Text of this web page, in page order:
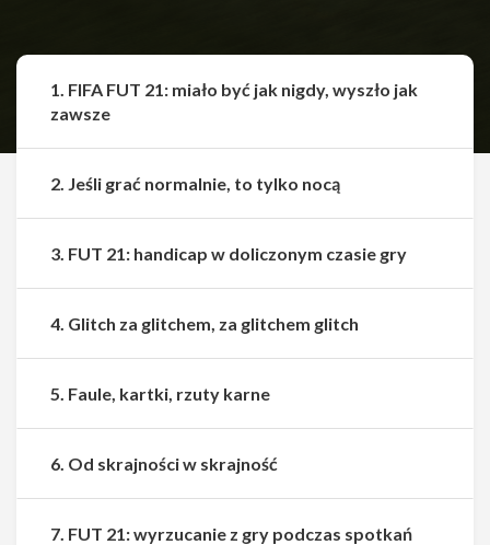
1. FIFA FUT 21: miało być jak nigdy, wyszło jak
zawsze
2. Jeśli grać normalnie, to tylko nocą
3. FUT 21: handicap w doliczonym czasie gry
4. Glitch za glitchem, za glitchem glitch
5. Faule, kartki, rzuty karne
6. Od skrajności w skrajność
7. FUT 21: wyrzucanie z gry podczas spotkań